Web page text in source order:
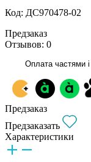
Код: ДС970478-02
Предзаказ
Отзывов: 0
Оплата частями i
Предзаказ
Предзаказать
Характеристики